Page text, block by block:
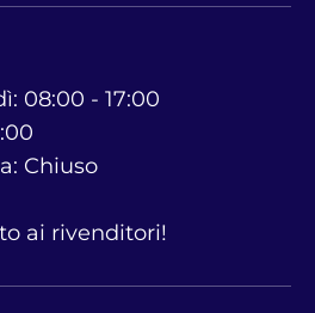
08:00 - 17:00
Chiuso
ai rivenditori!